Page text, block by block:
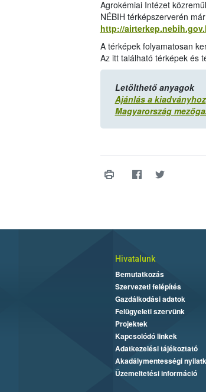
Agrokémiai Intézet
NÉBIH térképszerverén
http://
A térképek folyamatosan
Az itt található térképek és
Letölthető anyagok
Ajánlás a kiadványhoz
Magyarország
Hivatalunk
Bemutatkozás
Szervezeti felépítés
Gazdálkodási adatok
Felügyeleti szervünk
Projektek
Kapcsolódó linkek
Adatkezelési tájékoztató
Akadálymentességi
Üzemeltetési információ